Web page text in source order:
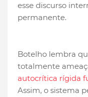
esse discurso
permanente.
Botelho lembra
totalmente
autocrítica rígida
Assim, o sistema